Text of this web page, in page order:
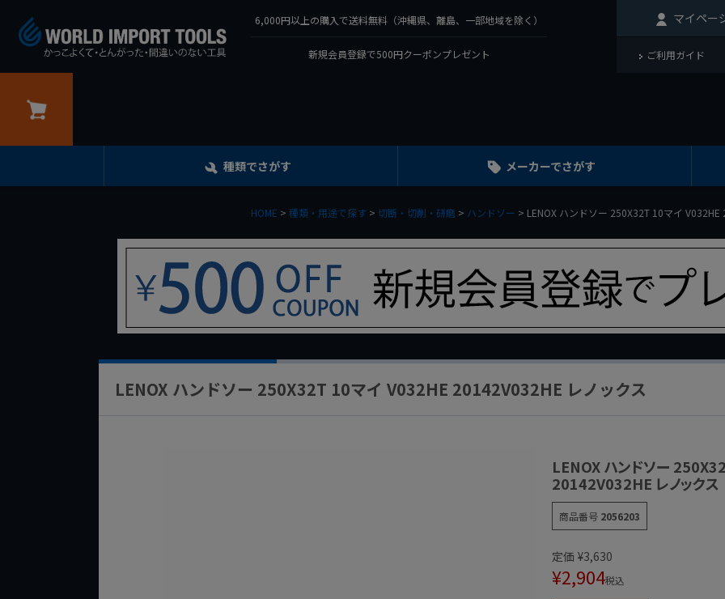
6,000円以上の購入で送料無料（沖縄県、離島、一部地域を除く）
新規会員登録で500円クーポンプレゼント
マイペー
ご利用ガイド
種類でさがす メーカーでさがす
HOME 種類・用途で探す 切断・切削・研磨 ハンドソー LENOX ハンドソー 250X32T 10マイ
LENOX ハンドソー 250X32T 10マイ V032HE 20142V032HE レノックス
LENOX ハンドソー
20142V032HE レノックス
商品番号 2056203
定価 ¥3,630
¥2,904税込